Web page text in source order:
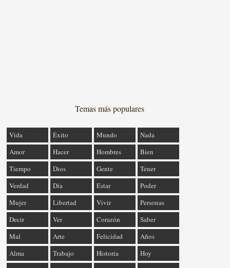
Temas más populares
Vida Éxito Mundo
Nada
Amor
Hacer Hombres
Bien
Tiempo
Dios Gente
Tener
Verdad
Día Estar
Poder
Mujer
Libertad Vivir
Personas
Decir
Ver Corazón
Saber
Mal
Arte Felicidad
Años
Alma
Trabajo Historia
Hoy